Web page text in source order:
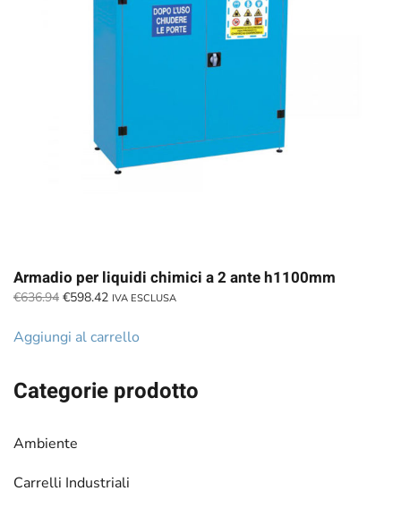
Categorie prodotto
Ambiente
Carrelli Industriali
Armadio per liquidi chimici a 2 ante h1100mm
€636.94 Il
originale
€598.42Il
attuale
IVA ESCLUSA
Aggiungi al carrello